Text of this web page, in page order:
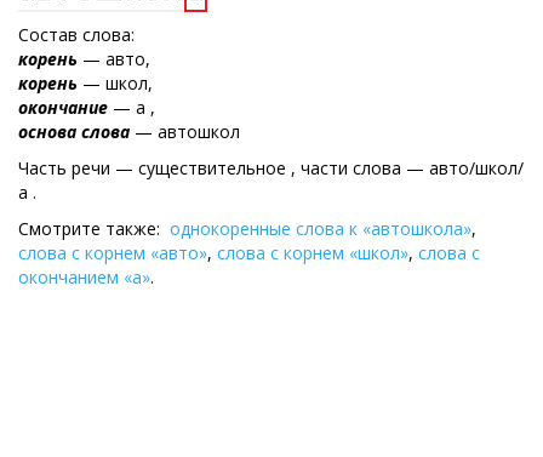
Состав слова:
корень — авто,
корень — школ,
окончание — а ,
основа слова — автошкол
Часть речи — существительное , части слова — авто/школ/
а .
Смотрите также: однокоренные слова к «автошкола»,
слова с корнем «авто», слова с корнем «школ», слова с
окончанием «а».